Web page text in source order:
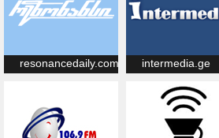
resonancedaily.com intermedia.ge